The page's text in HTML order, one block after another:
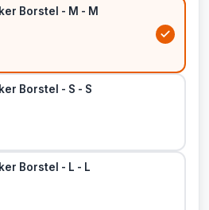
Borstel - M - M
Borstel - S - S
Borstel - L - L